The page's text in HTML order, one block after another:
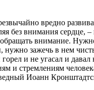
вредно
без внимания сердце, –
внимание.
нужно зажечь в нем
и не угасал и давал
и стремлениям
Иоанн